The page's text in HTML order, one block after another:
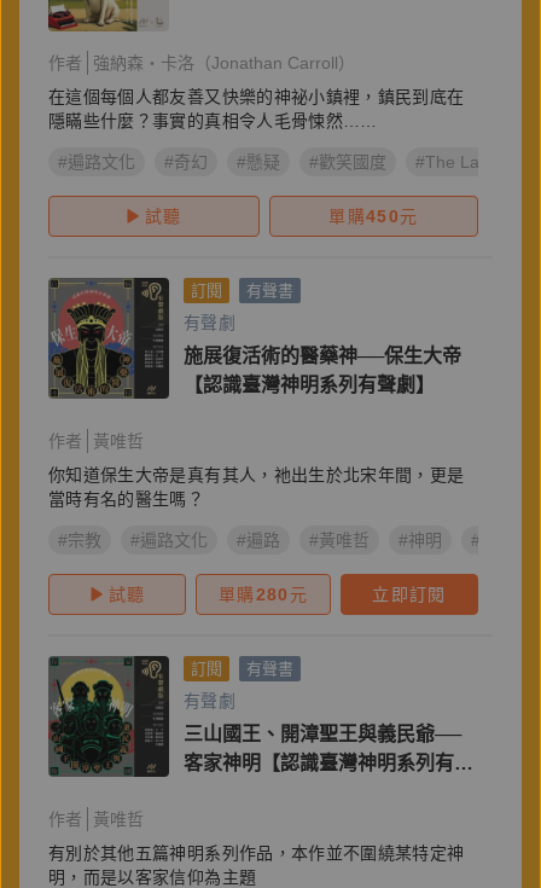
作者
強納森・卡洛（Jonathan Carroll）
在這個每個人都友善又快樂的神祕小鎮裡，鎮民到底在
隱瞞些什麼？事實的真相令人毛骨悚然……
#遍路文化 #奇幻 #懸疑 #歡笑國度 #The Land of
試聽 單購450元
訂閱 有聲書
有聲劇
施展復活術的醫藥神──保生大帝
【認識臺灣神明系列有聲劇】
作者
黃唯哲
你知道保生大帝是真有其人，祂出生於北宋年間，更是
當時有名的醫生嗎？
#宗教 #遍路文化 #遍路 #黃唯哲 #神明 #拜拜
試聽 單購280 元 立即訂閱
訂閱 有聲書
有聲劇
三山國王、開漳聖王與義民爺──
客家神明【認識臺灣神明系列有聲
作者
黃唯哲
有別於其他五篇神明系列作品，本作並不圍繞某特定神
明，而是以客家信仰為主題